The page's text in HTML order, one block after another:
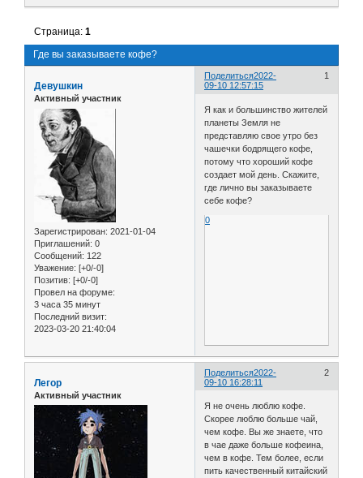
Где вы заказываете кофе?
Страница:1
Поделиться 1
2022-
09-10 12:57:15
Девушкин
Активный участник
Зарегистрирован: 2021-01-04
Приглашений: 0
Сообщений: 122
Уважение: [+0/-0]
Позитив: [+0/-0]
Провел на форуме:
3 часа 35 минут
Последний визит:
2023-03-20 21:40:04
Я как и большинство жителей
планеты Земля не
представляю свое утро без
чашечки бодрящего кофе,
потому что хороший кофе
создает мой день. Скажите,
где лично вы заказываете
себе кофе?
0
Поделиться 2
2022-
09-10 16:28:11
Легор
Активный участник
Я не очень люблю кофе.
Скорее люблю больше чай,
чем кофе. Вы же знаете, что
в чае даже больше кофеина,
чем в кофе. Тем более, если
пить качественный китайский